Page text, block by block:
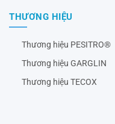
THƯƠNG HIỆU
Thương hiệu PESITRO®
Thương hiệu GARGLIN
Thương hiệu TECOX